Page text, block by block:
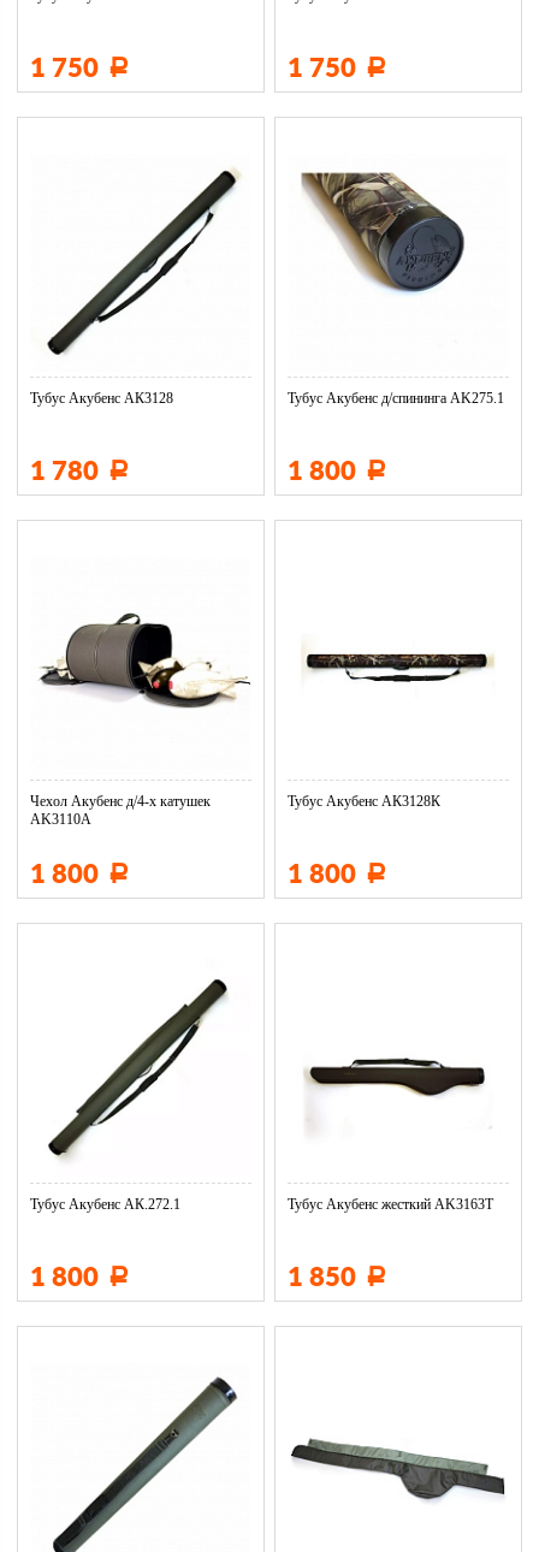
1 750 Р 1 750 Р
Тубус Акубенс АК3128
1 780 Р
Тубус Акубенс д/спининга AK275.1
1 800 Р
Чехол Акубенс д/4-х катушек
AK3110A
1 800 Р
Тубус Акубенс АК3128К
1 800 Р
Тубус Акубенс АК.272.1
1 800 Р
Тубус Акубенс жесткий AK3163T
1 850 Р